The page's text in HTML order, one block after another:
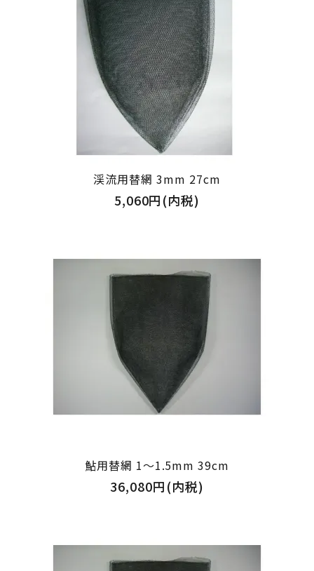
渓流用替網 3mm 27cm
5,060円(内税)
鮎用替網 1～1.5mm 39cm
36,080円(内税)